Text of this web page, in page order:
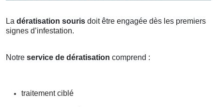
La dératisation souris doit être engagée dès les premiers
signes d’infestation.
Notre service de dératisation comprend :
traitement ciblé